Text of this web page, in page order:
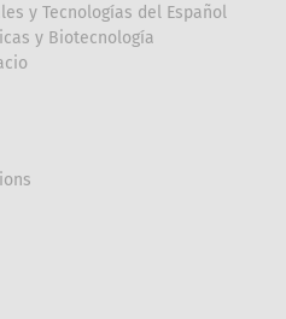
y Tecnologías del Español
y Biotecnología